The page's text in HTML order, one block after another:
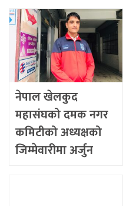
नेपाल खेलकुद
महासंघको दमक नगर
कमिटीको अध्यक्षको
जिम्मेवारीमा अर्जुन